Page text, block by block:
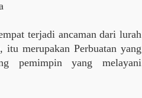
terjadi ancaman dari lurah
itu merupakan Perbuatan yang
pemimpin yang melayani